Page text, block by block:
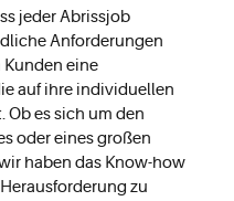
jeder Abrissjob
Anforderungen
Kunden eine
auf ihre individuellen
Ob es sich um den
oder eines großen
haben das Know-how
zu